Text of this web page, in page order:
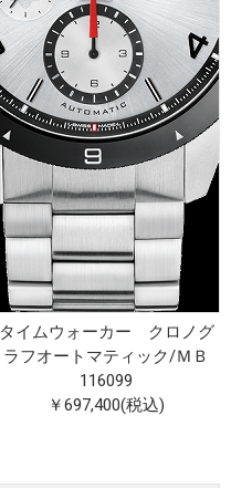
タイムウォーカー クロノグ
ラフオートマティック/ＭＢ
116099
￥697,400(税込)